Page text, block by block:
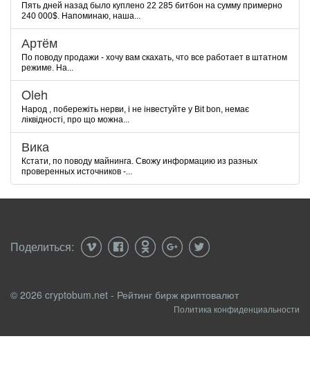
Пять дней назад было куплено 22 285 битбон на сумму примерно
240 000$. Напоминаю, наша...
Артём
По поводу продажи - хочу вам скахать, что все работает в штатном
режиме. На...
Oleh
Народ , побережіть нерви, і не інвестуйте у Bit bon, немає
ліквідності, про що можна...
Вика
Кстати, по поводу майнинга. Свожу информацию из разных
проверенных источников -...
Поделиться:
© 2026 cryptobum.net - Рейтинг бирж криптовалют
Политика конфиденциальности